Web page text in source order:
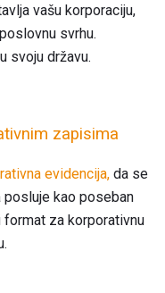
vašu korporaciju,
svrhu.
svoju državu.
zapisima
evidencija, da se
posluje kao poseban
za korporativnu